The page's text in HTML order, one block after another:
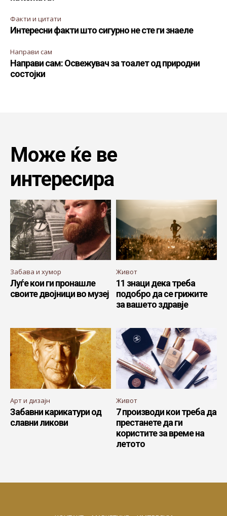
Факти и цитати
Интересни факти што сигурно не сте ги знаеле
Направи сам
Направи сам: Освежувач за тоалет од природни
состојки
Може ќе ве
интересира
Забава и хумор
Луѓе кои ги пронашле
своите двојници во музеј
Живот
11 знаци дека треба
подобро да се грижите
за вашето здравје
Арт и дизајн
Забавни карикатури од
славни ликови
Живот
7 производи кои треба да
престанете да ги
користите за време на
летото